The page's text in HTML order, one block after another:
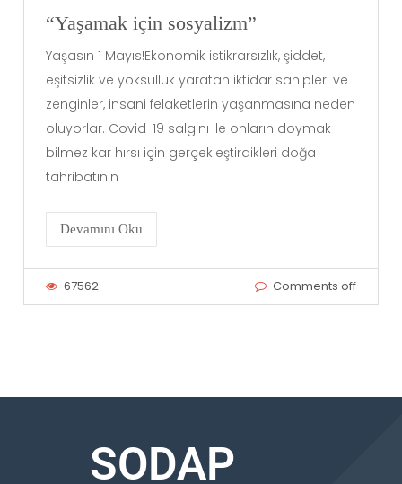
“Yaşamak için sosyalizm”
Yaşasın 1 Mayıs!Ekonomik istikrarsızlık, şiddet,
eşitsizlik ve yoksulluk yaratan iktidar sahipleri ve
zenginler, insani felaketlerin yaşanmasına neden
oluyorlar. Covid-19 salgını ile onların doymak
bilmez kar hırsı için gerçekleştirdikleri doğa
tahribatının
Devamını Oku
67562 Comments off
SODAP